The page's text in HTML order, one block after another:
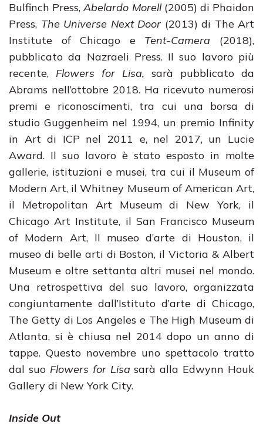
Bulfinch Press,Abelardo Morell(2005) di Phaidon
Press, The Universe Next Door (2013) di The Art
Institute of Chicago e Tent-Camera (2018),
pubblicato da Nazraeli Press. Il suo lavoro più
recente, Flowers for Lisa, sarà pubblicato da
Abrams nell’ottobre 2018. Ha ricevuto numerosi
premi e riconoscimenti, tra cui una borsa di
studio Guggenheim nel 1994, un premio Infinity
in Art di ICP nel 2011 e, nel 2017, un Lucie
Award. Il suo lavoro è stato esposto in molte
gallerie, istituzioni e musei, tra cui il Museum of
Modern Art, il Whitney Museum of American Art,
il Metropolitan Art Museum di New York, il
Chicago Art Institute, il San Francisco Museum
of Modern Art, Il museo d’arte di Houston, il
museo di belle arti di Boston, il Victoria & Albert
Museum e oltre settanta altri musei nel mondo.
Una retrospettiva del suo lavoro, organizzata
congiuntamente dall’Istituto d’arte di Chicago,
The Getty di Los Angeles e The High Museum di
Atlanta, si è chiusa nel 2014 dopo un anno di
tappe. Questo novembre uno spettacolo tratto
dal suo Flowers for Lisasarà alla Edwynn Houk
Gallery di New York City.
Inside Out